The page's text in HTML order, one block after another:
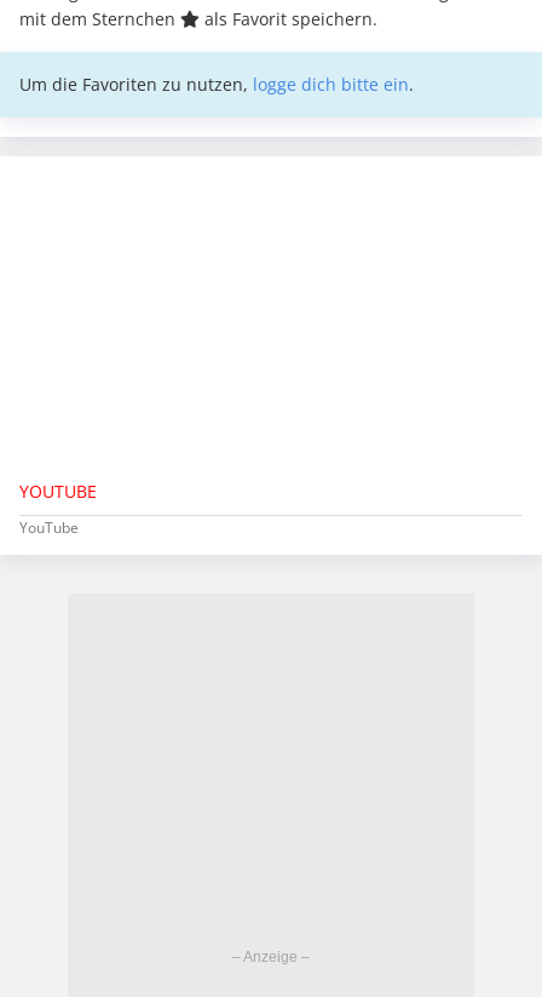
mit dem Sternchen
als Favorit speichern.
Um die Favoriten zu nutzen, logge dich bitte ein.
YOUTUBE
YouTube